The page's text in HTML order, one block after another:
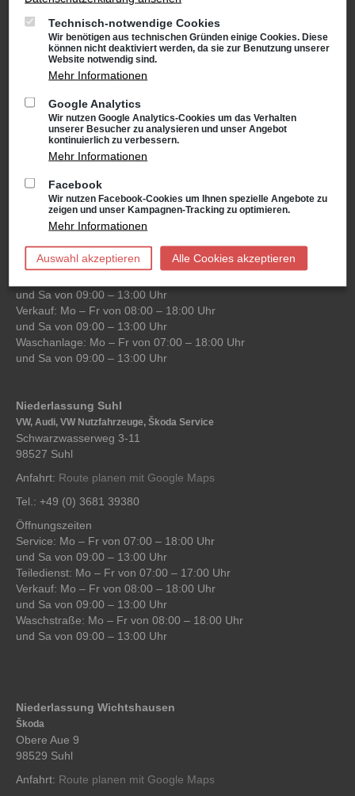
Verkauf: Mo – Fr von 08:00 – 18:00 Uhr
und Sa von 09:00 – 13:00 Uhr
Waschanlage: Mo – Fr von 07:00 – 18:00 Uhr
und Sa von 09:00 – 13:00 Uhr
Niederlassung Gotha
CUPRA & SEAT
Cyrusstraße 22
99867 Gotha
Anfahrt:Route planen mit Google Maps
Tel.: +49 (0) 3621 45040
Öffnungszeiten
Service: Mo – Fr von 08:00 – 18:00 Uhr
und Sa von 09:00 – 13:00 Uhr
und Sa von 09:00 – 13:00 Uhr
Verkauf: Mo – Fr von 08:00 – 18:00 Uhr
und Sa von 09:00 – 13:00 Uhr
Waschanlage: Mo – Fr von 07:00 – 18:00 Uhr
und Sa von 09:00 – 13:00 Uhr
Niederlassung Suhl
VW, Audi, VW Nutzfahrzeuge, Škoda Service
Schwarzwasserweg 3-11
98527 Suhl
Anfahrt: Route planen mit Google Maps
Tel.: +49 (0) 3681 39380
Öffnungszeiten
Service: Mo – Fr von 07:00 – 18:00 Uhr
und Sa von 09:00 – 13:00 Uhr
Teiledienst: Mo – Fr von 07:00 – 17:00 Uhr
Verkauf: Mo – Fr von 08:00 – 18:00 Uhr
und Sa von 09:00 – 13:00 Uhr
Waschstraße: Mo – Fr von 08:00 – 18:00 Uhr
und Sa von 09:00 – 13:00 Uhr
Niederlassung Wichtshausen
Škoda
Obere Aue 9
98529 Suhl
Anfahrt: Route planen mit Google Maps
Technisch-notwendige Cookies
Wir benötigen aus technischen Gründen einige Cookies. Diese
können nicht deaktiviert werden, da sie zur Benutzung unserer
Website notwendig sind.
Mehr Informationen
Google Analytics
Wir nutzen Google Analytics-Cookies um das Verhalten
unserer Besucher zu analysieren und unser Angebot
kontinuierlich zu verbessern.
Mehr Informationen
Facebook
Wir nutzen Facebook-Cookies um Ihnen spezielle Angebote zu
zeigen und unser Kampagnen-Tracking zu optimieren.
Mehr Informationen
Auswahl akzeptieren Alle Cookies akzeptieren